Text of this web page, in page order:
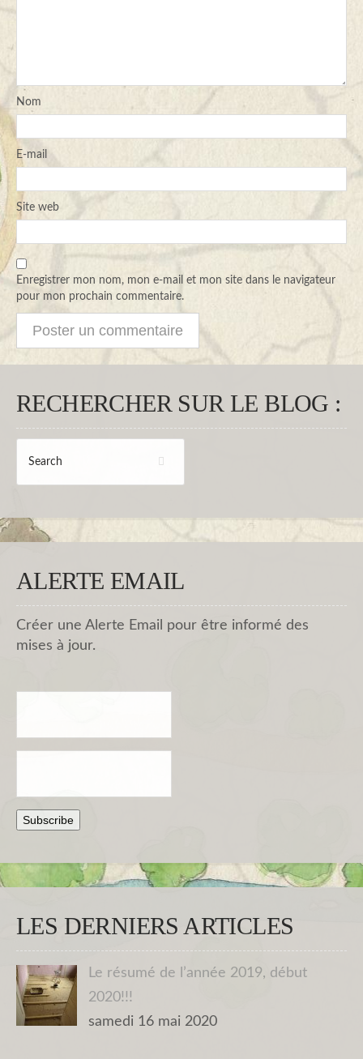
Nom
E-mail
Site web
Enregistrer mon nom, mon e-mail et mon site dans le navigateur
pour mon prochain commentaire.
RECHERCHER SUR LE BLOG :
ALERTE EMAIL
Créer une Alerte Email pour être informé des
mises à jour.
LES DERNIERS ARTICLES
Le résumé de l’année 2019, début
2020!!!
samedi 16 mai 2020